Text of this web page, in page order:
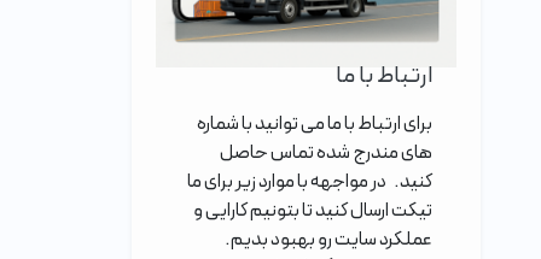
ارتباط با ما
برای ارتباط با ما می توانید با شماره
های مندرج شده تماس حاصل
کنید. در مواجهه با موارد زیر برای ما
تیکت ارسال کنید تا بتونیم کارایی و
عملکرد سایت رو بهبود بدیم.